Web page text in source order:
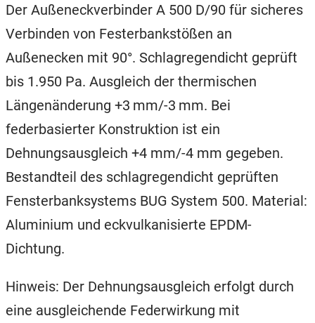
Der Außeneckverbinder A 500 D/90 für sicheres
Verbinden von Festerbankstößen an
Außenecken mit 90°. Schlagregendicht geprüft
bis 1.950 Pa. Ausgleich der thermischen
Längenänderung +3 mm/-3 mm. Bei
federbasierter Konstruktion ist ein
Dehnungsausgleich +4 mm/-4 mm gegeben.
Bestandteil des schlagregendicht geprüften
Fensterbanksystems BUG System 500. Material:
Aluminium und eckvulkanisierte EPDM-
Dichtung.
Hinweis: Der Dehnungsausgleich erfolgt durch
eine ausgleichende Federwirkung mit